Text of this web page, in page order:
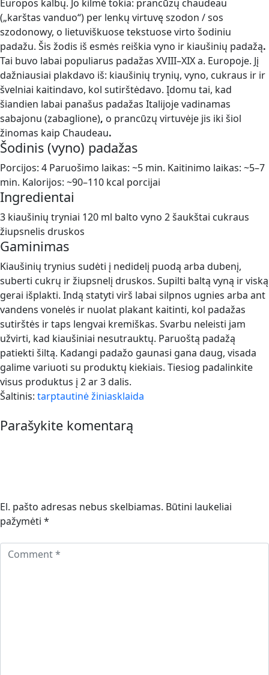
Europos kalbų. Jo kilmė tokia: prancūzų chaudeau
(„karštas vanduo“) per lenkų virtuvę szodon / sos
szodonowy, o lietuviškuose tekstuose virto šodiniu
padažu. Šis žodis iš esmės reiškia vyno ir kiaušinių padažą.
Tai buvo labai populiarus padažas XVIII–XIX a. Europoje. Jį
dažniausiai plakdavo iš: kiaušinių trynių, vyno, cukraus ir ir
švelniai kaitindavo, kol sutirštėdavo. Įdomu tai, kad
šiandien labai panašus padažas Italijoje vadinamas
sabajonu (zabaglione), o prancūzų virtuvėje jis iki šiol
žinomas kaip Chaudeau.
Šodinis (vyno) padažas
Porcijos: 4 Paruošimo laikas: ~5 min. Kaitinimo laikas: ~5–7
min. Kalorijos: ~90–110 kcal porcijai
Ingredientai
3 kiaušinių tryniai 120 ml balto vyno 2 šaukštai cukraus
žiupsnelis druskos
Gaminimas
Kiaušinių trynius sudėti į nedidelį puodą arba dubenį,
suberti cukrų ir žiupsnelį druskos. Supilti baltą vyną ir viską
gerai išplakti. Indą statyti virš labai silpnos ugnies arba ant
vandens vonelės ir nuolat plakant kaitinti, kol padažas
sutirštės ir taps lengvai kremiškas. Svarbu neleisti jam
užvirti, kad kiaušiniai nesutrauktų. Paruoštą padažą
patiekti šiltą. Kadangi padažo gaunasi gana daug, visada
galime variuoti su produktų kiekiais. Tiesiog padalinkite
visus produktus į 2 ar 3 dalis.
Šaltinis: tarptautinė žiniasklaida
Parašykite komentarą
El. pašto adresas nebus skelbiamas. Būtini laukeliai
pažymėti *